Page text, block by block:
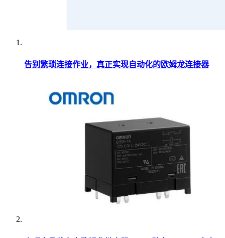
告别繁琐连接作业，真正实现自动化的欧姆龙连接器